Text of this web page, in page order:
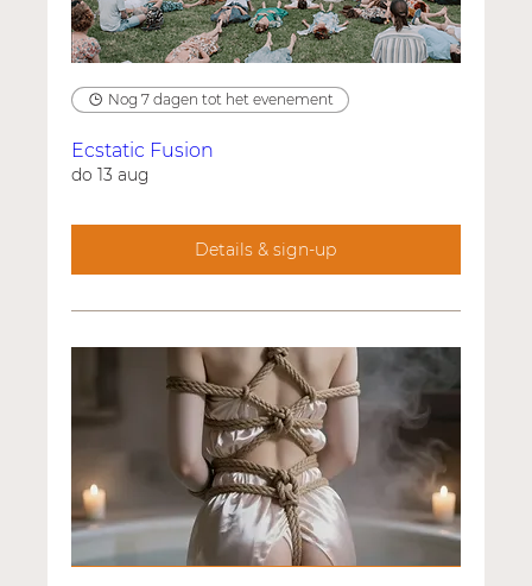
Nog 7 dagen tot het evenement
Ecstatic Fusion
do 13 aug
Details & sign-up